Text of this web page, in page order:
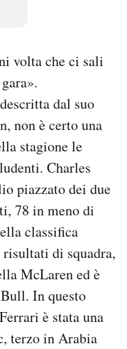
volta che ci sali
dal suo
non è certo una
stagione le
Charles
piazzato dei due
78 in meno di
classifica
di squadra,
McLaren ed è
In questo
è stata una
terzo in Arabia